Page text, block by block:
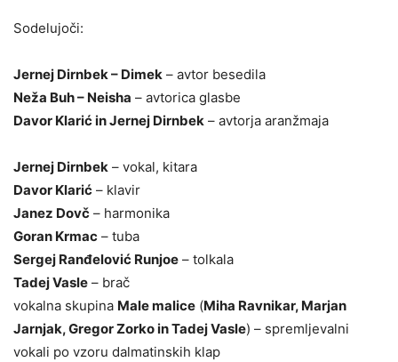
Sodelujoči:
Jernej Dirnbek – Dimek – avtor besedila
Neža Buh – Neisha – avtorica glasbe
Davor Klarić in Jernej Dirnbek – avtorja aranžmaja
Jernej Dirnbek – vokal, kitara
Davor Klarić – klavir
Janez Dovč – harmonika
Goran Krmac – tuba
Sergej Ranđelović Runjoe – tolkala
Tadej Vasle – brač
vokalna skupina Male malice (Miha Ravnikar, Marjan
Jarnjak, Gregor Zorko in Tadej Vasle) – spremljevalni
vokali po vzoru dalmatinskih klap